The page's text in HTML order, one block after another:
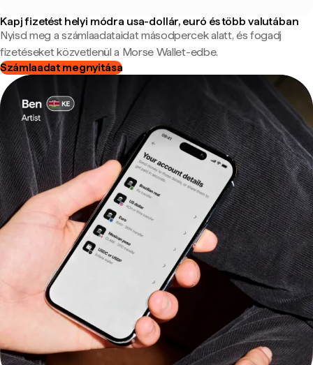
Kapj fizetést helyi módra usa-dollár, euró és több valutában
Nyisd meg a számlaadataidat másodpercek alatt, és fogadj
fizetéseket közvetlenül a Morse Wallet-edbe.
Számlaadat megnyitása